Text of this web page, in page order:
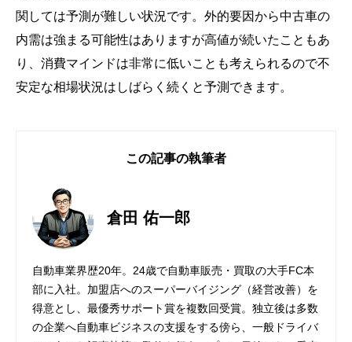
関しては予測が難しい状況です。外的要因から中古車の
内需は強まる可能性はありますが高値が続いたこともあ
り、消費マインドは非常に低いことも考えられるので不
安定な相場状況はしばらく続くと予測できます。
この記事の執筆者
倉田 佑一郎
自動車業界歴20年。24歳で自動車販売・買取の大手FC本
部に入社。加盟店へのスーパーバイジング（経営改善）を
得意とし、最優秀サポート賞を複数回受賞。独立後は多数
の企業へ自動車ビジネスの支援をする傍ら、一般ドライバ